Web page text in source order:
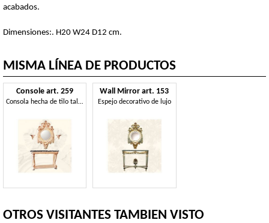
acabados.
Dimensiones:. H20 W24 D12 cm.
MISMA LÍNEA DE PRODUCTOS
Console art. 259
Consola hecha de tilo tallada a mano, estilo Imperio
Wall Mirror art. 153
Espejo decorativo de lujo
OTROS VISITANTES TAMBIEN VISTO